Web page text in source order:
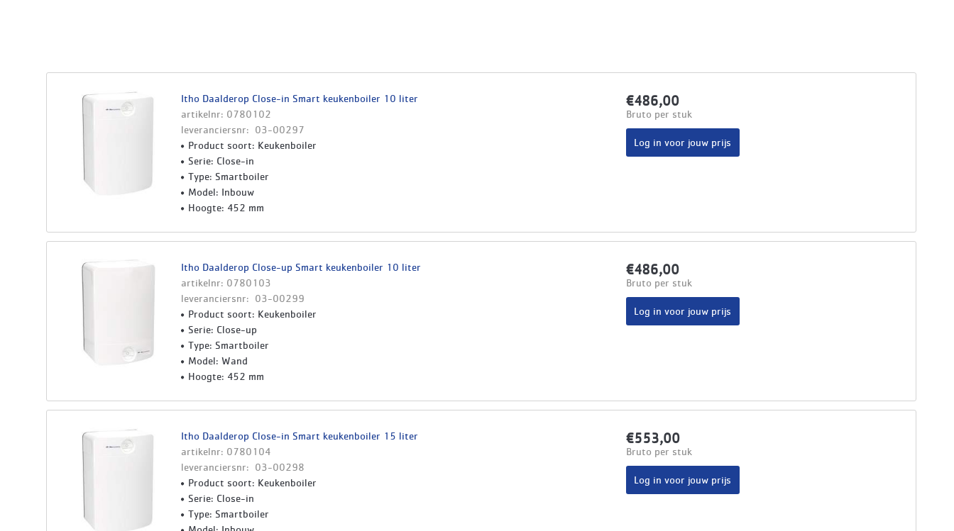
Itho Daalderop Close-in Smart keukenboiler 10 liter
artikelnr: 0780102
leveranciersnr: 03-00297
Product soort: Keukenboiler
Serie: Close-in
Type: Smartboiler
Model: Inbouw
Hoogte: 452 mm
€486,00
Bruto per stuk
Log in voor jouw prijs
Itho Daalderop Close-up Smart keukenboiler 10 liter
artikelnr: 0780103
leveranciersnr: 03-00299
Product soort: Keukenboiler
Serie: Close-up
Type: Smartboiler
Model: Wand
Hoogte: 452 mm
€486,00
Bruto per stuk
Log in voor jouw prijs
Itho Daalderop Close-in Smart keukenboiler 15 liter
artikelnr: 0780104
leveranciersnr: 03-00298
Product soort: Keukenboiler
Serie: Close-in
Type: Smartboiler
€553,00
Bruto per stuk
Log in voor jouw prijs